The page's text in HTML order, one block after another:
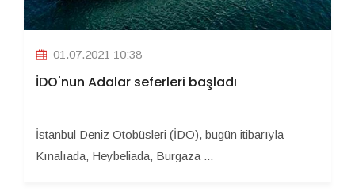
01.07.2021 10:38
İDO'nun Adalar seferleri başladı
İstanbul Deniz Otobüsleri (İDO), bugün itibarıyla
Kınalıada, Heybeliada, Burgaza ...